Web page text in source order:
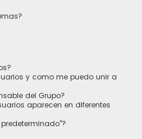
y como me puedo unir a
del Grupo?
aparecen en diferentes